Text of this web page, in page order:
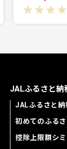
JALふるさと納
JALふるさと納
初めてのふる
控除上限額シ